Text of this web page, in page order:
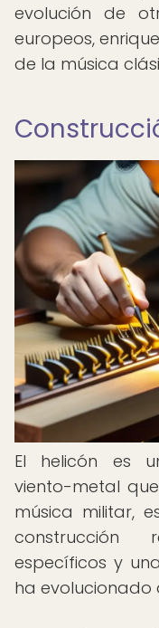
evolución de
europeos,
de la música
El helicón es
viento-metal
música militar,
construcción
específicos y
ha evolucionado